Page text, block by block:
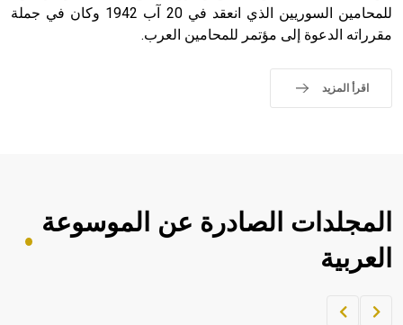
للمحامين السوريين الذي انعقد في 20 آب 1942 وكان في جملة
مقرراته الدعوة إلى مؤتمر للمحامين العرب.
اقرأ المزيد
المجلدات الصادرة عن الموسوعة
العربية